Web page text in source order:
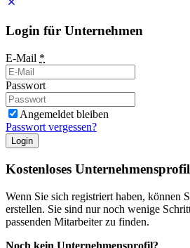
Login für Unternehmen
E-Mail *
Passwort
Angemeldet bleiben
Passwort vergessen?
Login
Kostenloses Unternehmensprofil
Wenn Sie sich registriert haben, können
erstellen. Sie sind nur noch wenige
passenden Mitarbeiter zu finden.
Noch kein Unternehmensprofil?